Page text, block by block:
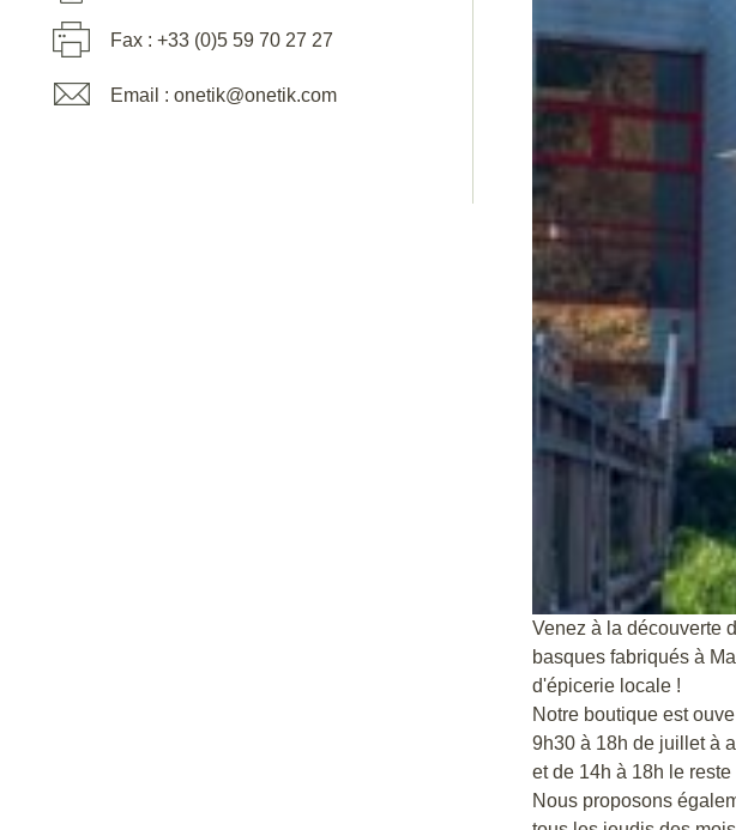
Fax : +33 (0)5 59 70 27 27
Email : onetik@onetik.com
Venez à la découverte
basques fabriqués à
d'épicerie locale !
Notre boutique est
9h30 à 18h de juillet à
et de 14h à 18h le
Nous proposons